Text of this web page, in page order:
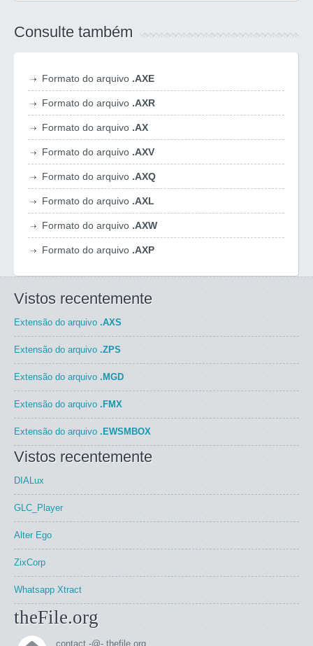
Consulte também
Formato do arquivo .AXE
Formato do arquivo .AXR
Formato do arquivo .AX
Formato do arquivo .AXV
Formato do arquivo .AXQ
Formato do arquivo .AXL
Formato do arquivo .AXW
Formato do arquivo .AXP
Vistos recentemente
Extensão do arquivo .AXS
Extensão do arquivo .ZPS
Extensão do arquivo .MGD
Extensão do arquivo .FMX
Extensão do arquivo .EWSMBOX
Vistos recentemente
DIALux
GLC_Player
Alter Ego
ZixCorp
Whatsapp Xtract
theFile.org
contact -@- thefile.org